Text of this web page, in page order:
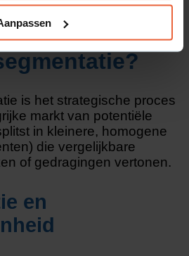
is het strategische proces
markt van potentiële
in kleinere, homogene
die vergelijkbare
of gedragingen vertonen.
en